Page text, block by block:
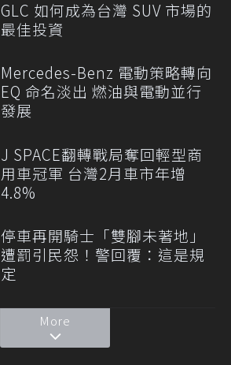
GLC 如何成為台灣 SUV 市場的
最佳投資
Mercedes-Benz 電動策略轉向
EQ 命名淡出 燃油與電動並行
發展
J SPACE翻轉戰局奪回輕型商
用車冠軍 台灣2月車市年增
4.8%
停車再開騎士「雙腳未著地」
遭罰引民怨！警回覆：這是規
定
More